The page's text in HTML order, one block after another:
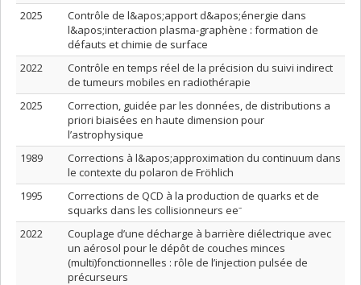
2025
Contrôle de l&apos;apport d&apos;énergie dans
l&apos;interaction plasma-graphène : formation de
défauts et chimie de surface
2022
Contrôle en temps réel de la précision du suivi indirect
de tumeurs mobiles en radiothérapie
2025
Correction, guidée par les données, de distributions a
priori biaisées en haute dimension pour
l’astrophysique
1989
Corrections à l&apos;approximation du continuum dans
le contexte du polaron de Fröhlich
1995
Corrections de QCD à la production de quarks et de
squarks dans les collisionneurs ee⁻
2022
Couplage d’une décharge à barrière diélectrique avec
un aérosol pour le dépôt de couches minces
(multi)fonctionnelles : rôle de l’injection pulsée de
précurseurs